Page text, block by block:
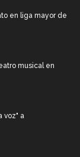
en liga mayor de
musical en
voz" a